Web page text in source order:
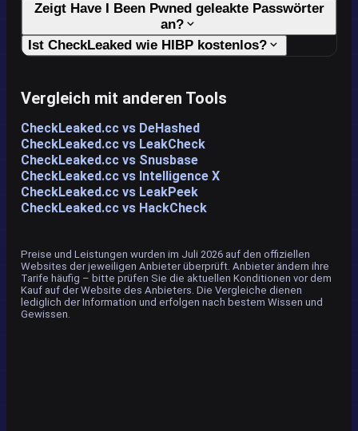
Zeigt Have I Been Pwned geleakte Passwörter
an?
Ist CheckLeaked wie HIBP kostenlos?
Vergleich mit anderen Tools
CheckLeaked.cc vs DeHashed
CheckLeaked.cc vs LeakCheck
CheckLeaked.cc vs Snusbase
CheckLeaked.cc vs Intelligence X
CheckLeaked.cc vs LeakPeek
CheckLeaked.cc vs HackCheck
Preise und Leistungen wurden im Juli 2026 auf den offiziellen
Websites der jeweiligen Anbieter überprüft. Anbieter ändern ihre
Tarife häufig – bitte prüfen Sie die aktuellen Konditionen vor dem
Kauf auf der Website des Anbieters. Die Vergleiche dienen
lediglich der Information und erfolgen nach bestem Wissen und
Gewissen.